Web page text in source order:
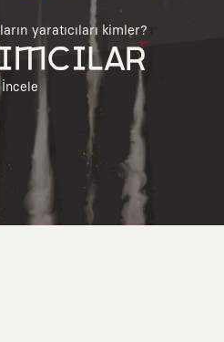
yaratıcıları kimler?
İncele